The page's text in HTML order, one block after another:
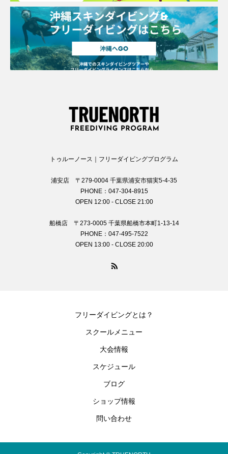
トゥルーノース｜フリーダイビングプログラム
浦安店 〒279-0004 千葉県浦安市猫実5-4-35
PHONE：047-304-8915
OPEN 12:00 - CLOSE 21:00
船橋店 〒273-0005 千葉県船橋市本町1-13-14
PHONE：047-495-7522
OPEN 13:00 - CLOSE 20:00
フリーダイビングとは？
スクールメニュー
大会情報
スケジュール
ブログ
ショップ情報
問い合わせ